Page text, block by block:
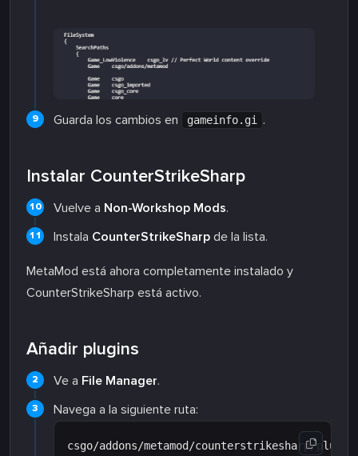
Guarda los cambios en gameinfo.gi .
Instalar CounterStrikeSharp
Vuelve a Non-Workshop Mods.
Instala CounterStrikeSharp de la lista.
MetaMod está ahora completamente instalado y
CounterStrikeSharp está activo.
Añadir plugins
Ve a File Manager.
Navega a la siguiente ruta: